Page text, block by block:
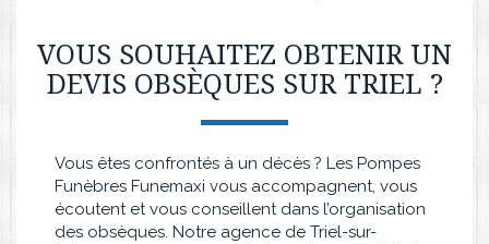
VOUS SOUHAITEZ OBTENIR UN
DEVIS OBSÈQUES SUR TRIEL ?
Vous êtes confrontés à un décès ? Les Pompes
Funèbres Funemaxi vous accompagnent, vous
écoutent et vous conseillent dans l’organisation
des obsèques. Notre agence de Triel-sur-